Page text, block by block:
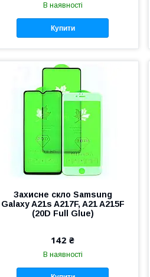
В наявності
Купити
Захисне скло Samsung
Galaxy A21s A217F, A21 A215F
(20D Full Glue)
142 ₴
В наявності